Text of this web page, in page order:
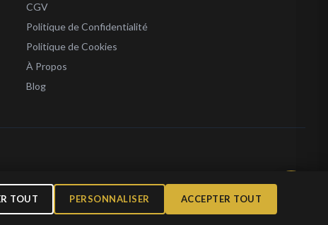
CGV
Politique de Confidentialité
Politique de Cookies
À Propos
Blog
TOUT PERSONNALISER ACCEPTER TOUT